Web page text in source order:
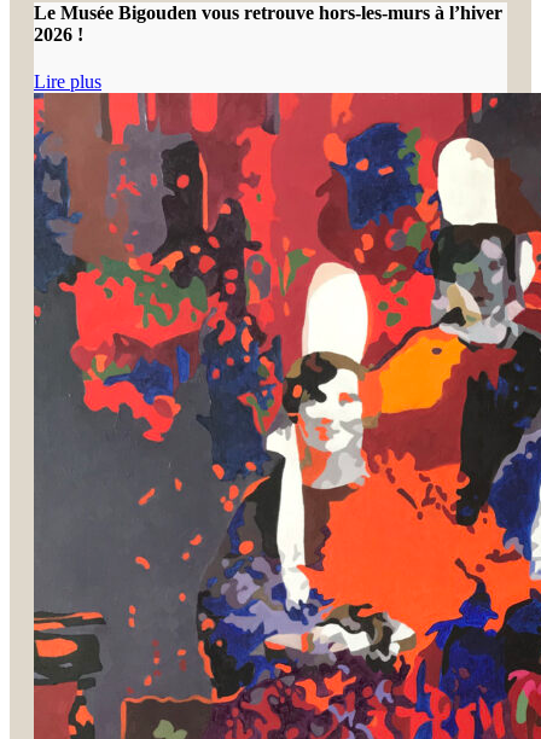
Le Musée Bigouden vous retrouve hors-les-murs à l’hiver
2026 !
Lire plus